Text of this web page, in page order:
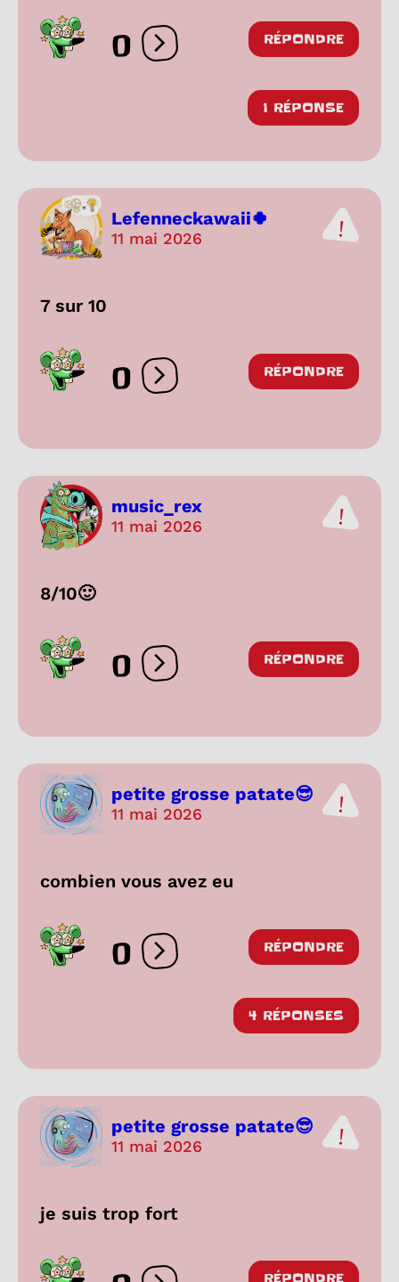
0 Ouvrir les réactions
RÉPONDRE
1 RÉPONSE
Lefenneckawaii🍀
11 mai 2026
7 sur 10
0 Ouvrir les réactions
RÉPONDRE
music_rex
11 mai 2026
8/10🙂
0 Ouvrir les réactions
RÉPONDRE
petite grosse patate😎
11 mai 2026
combien vous avez eu
0 Ouvrir les réactions
RÉPONDRE
4 RÉPONSES
petite grosse patate😎
11 mai 2026
je suis trop fort